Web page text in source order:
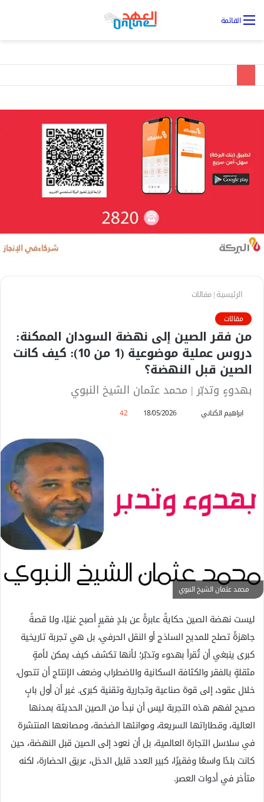
القائمة
الرئيسية|مقالات
مقالات
من فقر الصين إلى نهضة السودان الممكنة:
دروس عملية موضوعية (1 من 10): كيف كانت
الصين قبل النهضة؟
بهدوءٍ وتدبّر | محمد عثمان الشيخ النبوي
ابراهيم الكناني
ي
د
ك
ت
ر
ن
ي
ا
18/05/2026
42
محمد عثمان الشيخ النبوي
ليست نهضة الصين حكايةً عابرةً عن بلدٍ فقيرٍ أصبح غنيًا، ولا قصةً
جاهزةً تصلح للمديح الساذج أو النقل الحرفي، بل هي تجربة تاريخية
كبرى ينبغي أن تُقرأ بهدوء وتدبّر؛ لأنها تكشف كيف يمكن لأمةٍ
مثقلةٍ بالفقر والكثافة السكانية والاضطراب وضعف الإنتاج أن تتحول،
خلال عقود، إلى قوة صناعية وتجارية وتقنية كبرى. غير أن أول بابٍ
صحيح لفهم هذه التجربة ليس أن نبدأ من الصين الحديثة بمدنها
العالية، وقطاراتها السريعة، وموانئها الضخمة، ومصانعها المنتشرة
في سلاسل التجارة العالمية، بل أن نعود إلى الصين قبل النهضة، حين
كانت بلدًا واسعًا وفقيرًا، كبير العدد قليل الدخل، عريق الحضارة، لكنه
متأخر في أدوات العصر.